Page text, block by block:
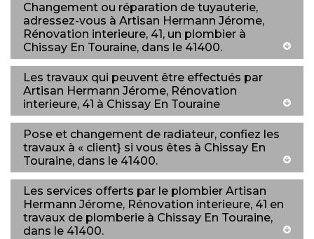
Changement ou réparation de tuyauterie,
adressez-vous à Artisan Hermann Jérome,
Rénovation interieure, 41, un plombier à
Chissay En Touraine, dans le 41400.
Les travaux qui peuvent être effectués par
Artisan Hermann Jérome, Rénovation
interieure, 41 à Chissay En Touraine
Pose et changement de radiateur, confiez les
travaux à « client} si vous êtes à Chissay En
Touraine, dans le 41400.
Les services offerts par le plombier Artisan
Hermann Jérome, Rénovation interieure, 41 en
travaux de plomberie à Chissay En Touraine,
dans le 41400.